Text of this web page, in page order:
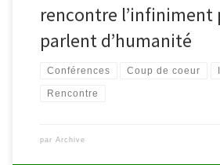
rencontre l’infiniment
parlent d’humanité
Conférences Coup de coeur
Rencontre
par Archive